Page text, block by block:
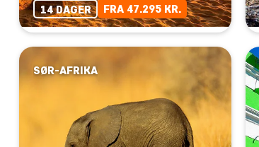
14 DAGER FRA 47.295 KR.
SØR-AFRIKA